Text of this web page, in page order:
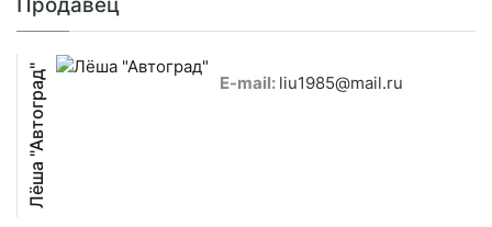
Лёша "Автоград" E-mail: liu1985@mail.ru